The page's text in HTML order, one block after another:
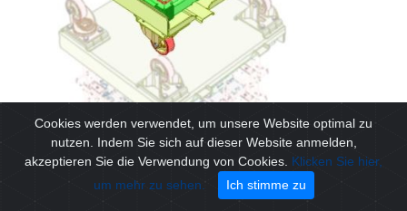
Cookies werden verwendet, um unsere Website optimal zu
nutzen. Indem Sie sich auf dieser Website anmelden,
akzeptieren Sie die Verwendung von Cookies. Klicken Sie hier,
um mehr zu sehen.
Ich stimme zu